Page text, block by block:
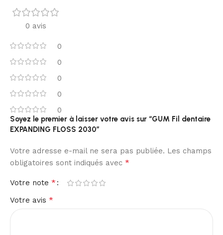
0 avis
0
0
0
0
0
Soyez le premier à laisser votre avis sur “GUM Fil dentaire
EXPANDING FLOSS 2030”
Votre adresse e-mail ne sera pas publiée. Les champs
obligatoires sont indiqués avec *
Votre note *
Votre avis *